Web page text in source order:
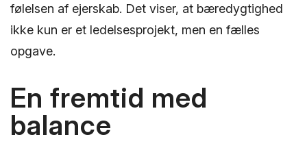
følelsen af ejerskab. Det viser, at bæredygtighed
ikke kun er et ledelsesprojekt, men en fælles
opgave.
En fremtid med
balance